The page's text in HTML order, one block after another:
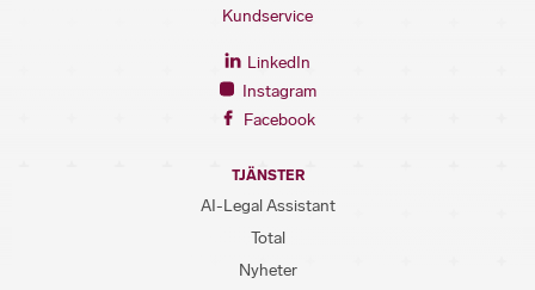
Kundservice
LinkedIn
Instagram
Facebook
TJÄNSTER
AI-Legal Assistant
Total
Nyheter